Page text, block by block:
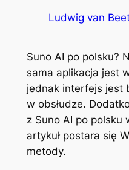
Ludwig van
Suno AI po polsku?
sama aplikacja jest
jednak interfejs jest
w obsłudze.
z Suno AI po polsku
artykuł postara się
metody.